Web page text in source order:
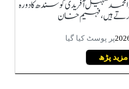
سہیل آفریدی کو سندھ کا دورہ
کرتے ہیں، فہیم خان
پر پوسٹ کیا گیا
مزید پڑھ